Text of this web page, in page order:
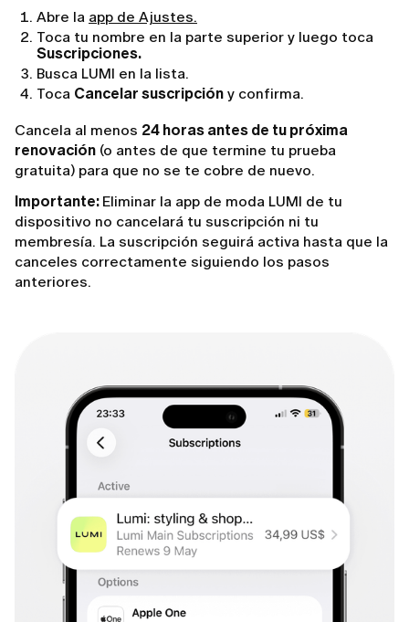
Abre la app de Ajustes.
Toca tu nombre en la parte superior y luego toca
Suscripciones.
Busca LUMI en la lista.
Toca Cancelar suscripción y confirma.
Cancela al menos 24 horas antes de tu próxima
renovación (o antes de que termine tu prueba
gratuita) para que no se te cobre de nuevo.
Importante: Eliminar la app de moda LUMI de tu
dispositivo no cancelará tu suscripción ni tu
membresía. La suscripción seguirá activa hasta que la
canceles correctamente siguiendo los pasos
anteriores.